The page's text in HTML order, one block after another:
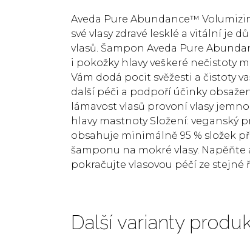
Aveda Pure Abundance™
své vlasy zdravé lesklé a vitální je
vlasů. Šampon Aveda Pure
i pokožky hlavy veškeré nečistoty
Vám dodá pocit svěžesti a čistoty
další péči a podpoří účinky
lámavost vlasů provoní vlasy
hlavy mastnoty Složení: veganský
obsahuje minimálně 95 % složek
šamponu na mokré vlasy.
pokračujte vlasovou péčí ze stejné
Další varianty